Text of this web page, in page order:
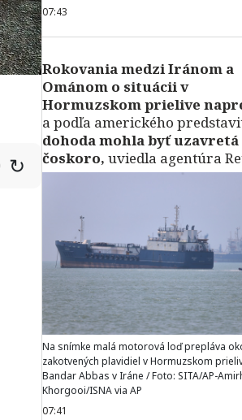
↻
07:43
Rokovania medzi Iránom a
Ománom o situácii v
Hormuzskom prielive
a podľa amerického
dohoda mohla byť uzavretá
čoskoro, uviedla agentúra
Na snímke malá motorová loď prepláva
zakotvených plavidiel v Hormuzskom
Bandar Abbas v Iráne / Foto: SITA/AP-
Khorgooi/ISNA via AP
07:41